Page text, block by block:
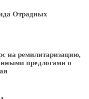
Отрадных
на ремилитаризацию,
предлогами о